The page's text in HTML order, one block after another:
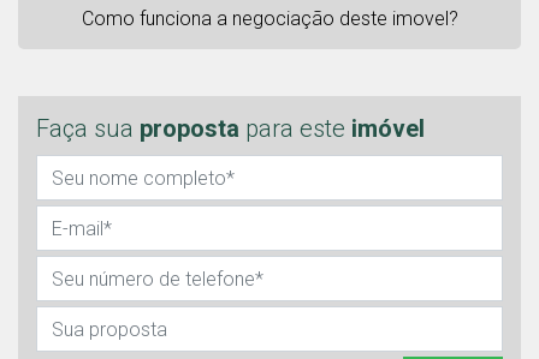
Faça sua proposta para este imóvel
Como funciona a negociação deste imovel?